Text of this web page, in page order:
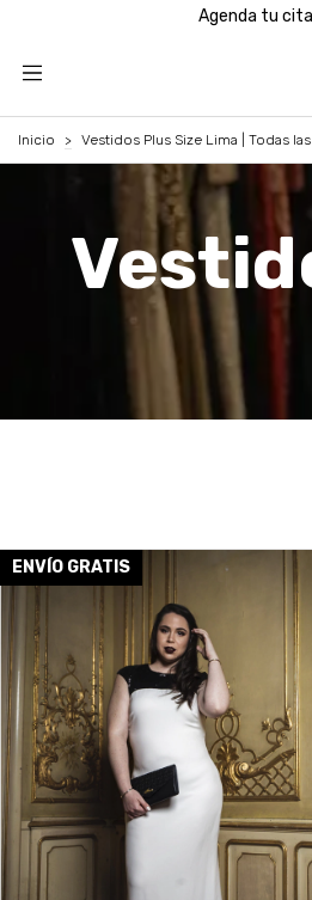
Agenda tu cita
Inicio > Vestidos Plus Size Lima | Todas
ENVÍO GRATIS